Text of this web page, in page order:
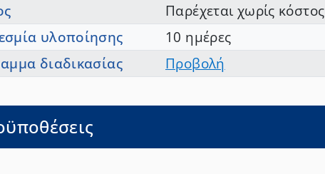
Παρέχεται χωρίς κόστος
υλοποίησης
10 ημέρες
διαδικασίας
Προβολή